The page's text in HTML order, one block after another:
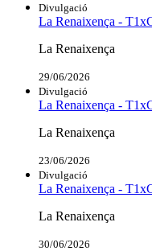
Divulgació
La Renaixença -
La Renaixença
29/06/2026
Divulgació
La Renaixença -
La Renaixença
23/06/2026
Divulgació
La Renaixença -
La Renaixença
30/06/2026